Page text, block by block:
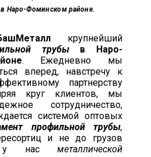
Наро-Фоминском районе.
крупнейший
трубыв Наро-
. Ежедневно мы
вперед, навстречу к
партнерству
круг клиентов, мы
сотрудничество,
системой оптовых
профильной трубы,
и не до грузов
у нас металлической